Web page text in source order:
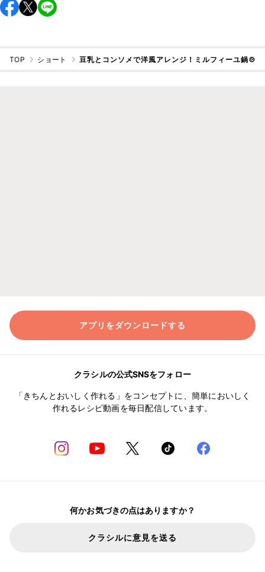
TOP ショート 豆乳とコンソメで洋風アレンジ！ミルフィーユ鍋🍲
アプリをダウンロードする
クラシルの公式SNSをフォロー
「きちんとおいしく作れる」をコンセプトに、簡単においしく
作れるレシピ動画を毎日配信しています。
何かお気づきの点はありますか？
クラシルに意見を送る